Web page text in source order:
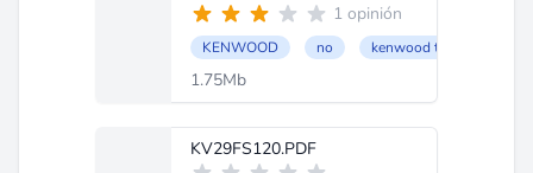
1 opinión
KENWOOD no kenwood ts 50 s
1.75Mb
KV29FS120.PDF